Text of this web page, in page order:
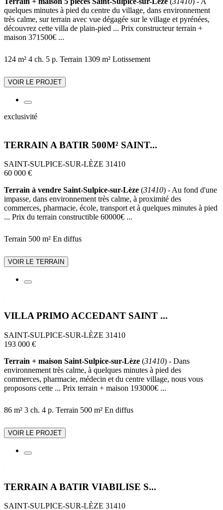
quelques minutes à pied du centre du village, dans environnement
très calme, sur terrain avec vue dégagée sur le village et pyrénées,
découvrez cette villa de plain-pied ... Prix constructeur terrain +
maison 371500€ ...
124 m² 4 ch. 5 p. Terrain 1309 m² Lotissement
VOIR LE PROJET
exclusivité
TERRAIN A BATIR 500M² SAINT...
SAINT-SULPICE-SUR-LÈZE 31410
60 000 €
Terrain à vendre Saint-Sulpice-sur-Lèze (31410) - Au fond d'une
impasse, dans environnement très calme, à proximité des
commerces, pharmacie, école, transport et à quelques minutes à pied
... Prix du terrain constructible 60000€ ...
Terrain 500 m² En diffus
VOIR LE TERRAIN
VILLA PRIMO ACCEDANT SAINT ...
SAINT-SULPICE-SUR-LÈZE 31410
193 000 €
Terrain + maison Saint-Sulpice-sur-Lèze (31410) - Dans
environnement très calme, à quelques minutes à pied des
commerces, pharmacie, médecin et du centre village, nous vous
proposons cette ... Prix terrain + maison 193000€ ...
86 m² 3 ch. 4 p. Terrain 500 m² En diffus
VOIR LE PROJET
TERRAIN A BATIR VIABILISE S...
SAINT-SULPICE-SUR-LÈZE 31410